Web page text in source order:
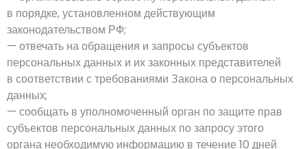
в порядке, установленном действующим
законодательством РФ;
— отвечать на обращения и запросы субъектов
персональных данных и их законных представителей
в соответствии с требованиями Закона о персональных
данных;
— сообщать в уполномоченный орган по защите прав
субъектов персональных данных по запросу этого
органа необходимую информацию в течение 10 дней